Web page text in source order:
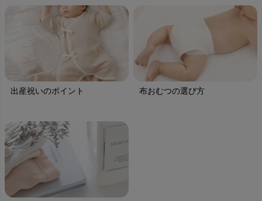
出産祝いのポイント 布おむつの選び方